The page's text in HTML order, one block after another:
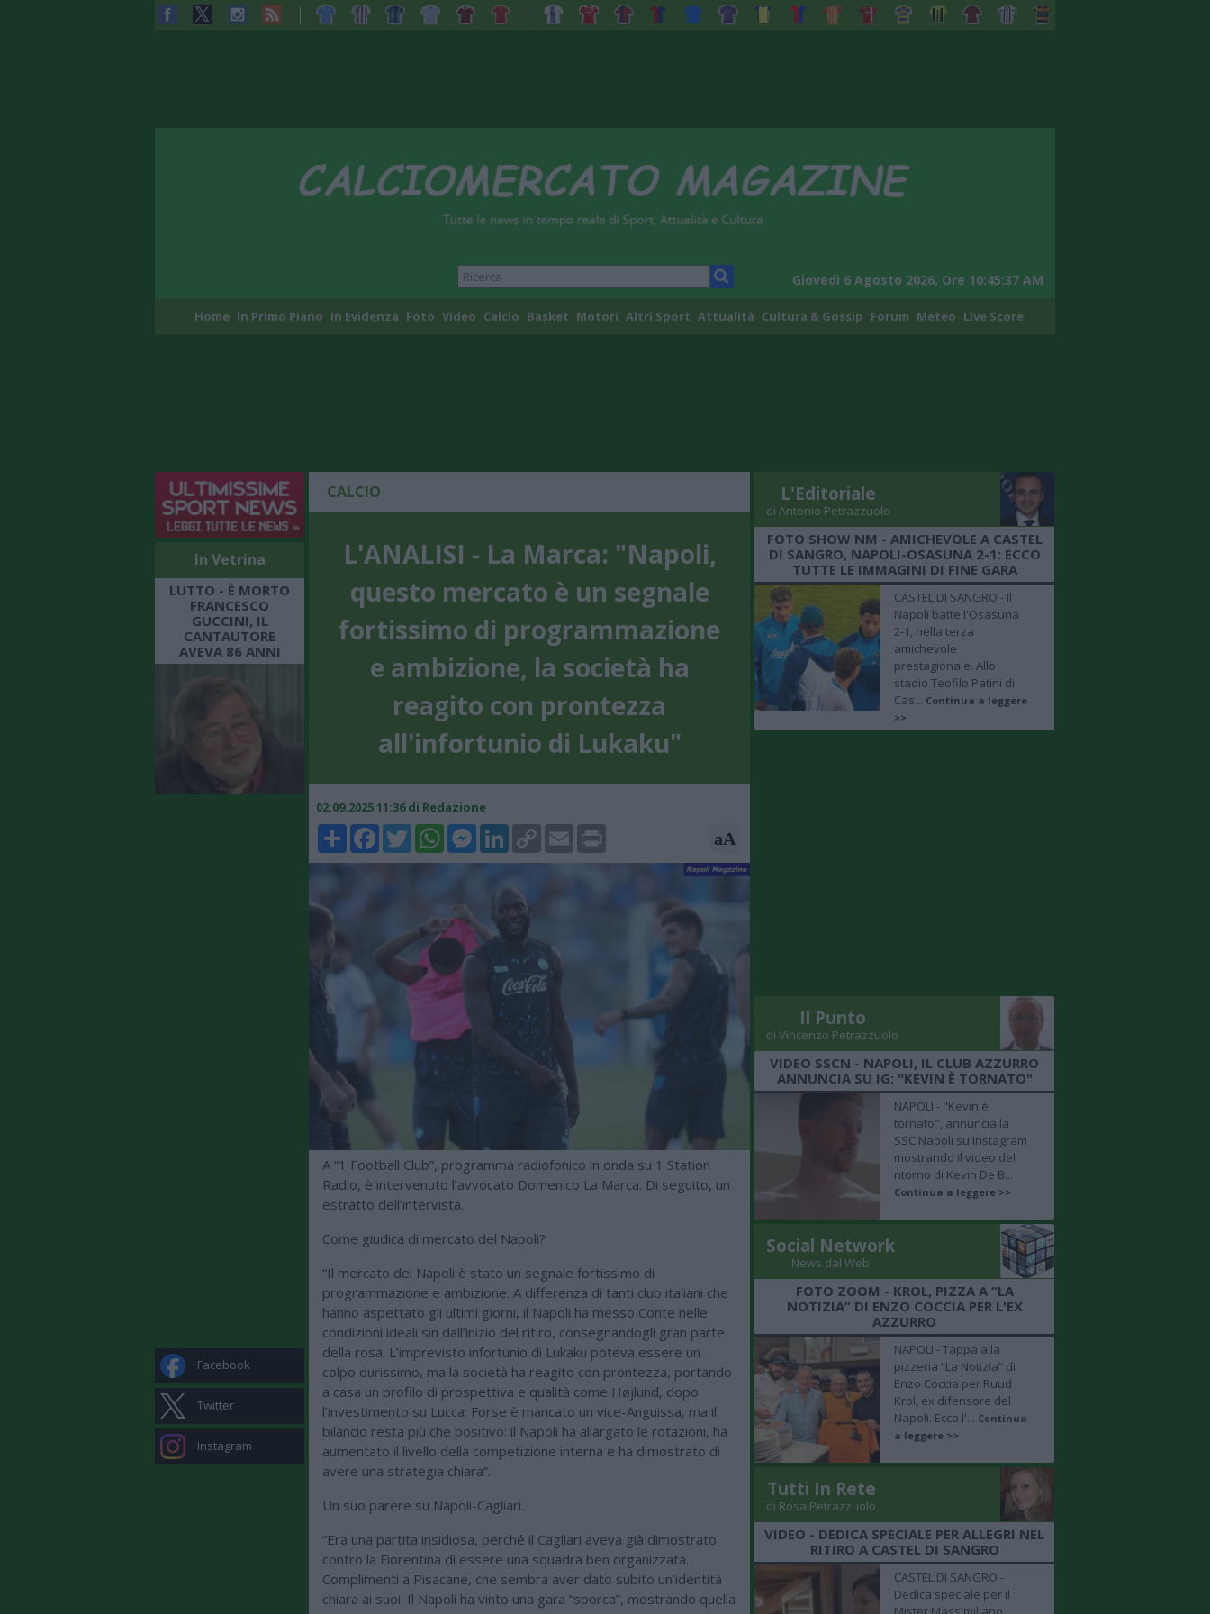
Giovedì 6 Agosto 2026, Ore 10:45:38 AM
Home In Primo Piano In Evidenza Foto Video Calcio Basket Motori Altri Sport Attualità Cultura & Gossip Forum Meteo Live Score
In Vetrina
LUTTO - È MORTO
FRANCESCO
GUCCINI, IL
CANTAUTORE
AVEVA 86 ANNI
Facebook
Twitter
Instagram
CALCIO
L'ANALISI - La Marca: "Napoli,
questo mercato è un segnale
fortissimo di programmazione
e ambizione, la società ha
reagito con prontezza
all'infortunio di Lukaku"
02.09.2025 11:36 di Redazione
ShareFacebookTwitterWhatsAppMessenger
LinkedIn
Copy
Link
Email Print aA
A “1 Football Club”, programma radiofonico in onda su 1 Station
Radio, è intervenuto l’avvocato Domenico La Marca. Di seguito, un
estratto dell’intervista.
Come giudica di mercato del Napoli?
“Il mercato del Napoli è stato un segnale fortissimo di
programmazione e ambizione. A differenza di tanti club italiani che
hanno aspettato gli ultimi giorni, il Napoli ha messo Conte nelle
condizioni ideali sin dall’inizio del ritiro, consegnandogli gran parte
della rosa. L’imprevisto infortunio di Lukaku poteva essere un
colpo durissimo, ma la società ha reagito con prontezza, portando
a casa un profilo di prospettiva e qualità come Højlund, dopo
l’investimento su Lucca. Forse è mancato un vice-Anguissa, ma il
bilancio resta più che positivo: il Napoli ha allargato le rotazioni, ha
aumentato il livello della competizione interna e ha dimostrato di
avere una strategia chiara”.
Un suo parere su Napoli-Cagliari.
“Era una partita insidiosa, perché il Cagliari aveva già dimostrato
contro la Fiorentina di essere una squadra ben organizzata.
Complimenti a Pisacane, che sembra aver dato subito un’identità
chiara ai suoi. Il Napoli ha vinto una gara “sporca”, mostrando quella
L'Editoriale
di Antonio Petrazzuolo
FOTO SHOW NM - AMICHEVOLE A CASTEL
DI SANGRO, NAPOLI-OSASUNA 2-1: ECCO
TUTTE LE IMMAGINI DI FINE GARA
CASTEL DI SANGRO - Il
Napoli batte l'Osasuna
2-1, nella terza
amichevole
prestagionale. Allo
stadio Teofilo Patini di
Cas... Continua a leggere
>>
Il Punto
di Vincenzo Petrazzuolo
VIDEO SSCN - NAPOLI, IL CLUB AZZURRO
ANNUNCIA SU IG: "KEVIN È TORNATO"
NAPOLI - "Kevin è
tornato", annuncia la
SSC Napoli su Instagram
mostrando il video del
ritorno di Kevin De B...
Continua a leggere >>
Social Network
News dal Web
FOTO ZOOM - KROL, PIZZA A “LA
NOTIZIA” DI ENZO COCCIA PER L'EX
AZZURRO
NAPOLI - Tappa alla
pizzeria “La Notizia” di
Enzo Coccia per Ruud
Krol, ex difensore del
Napoli. Ecco l'... Continua
a leggere >>
Tutti In Rete
di Rosa Petrazzuolo
VIDEO - DEDICA SPECIALE PER ALLEGRI NEL
RITIRO A CASTEL DI SANGRO
CASTEL DI SANGRO -
Dedica speciale per il